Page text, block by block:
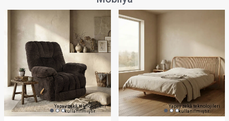
PÜRÜZSÜZ KONFOR
Çarşaf
YÜKSEK EMICILIK
Havlu
İPEKSI YUMUŞAKLIK
Yastık Kılıfı
ZAMANSIZ ŞIKLIK
Yatak Örtüsü
SPA KONFORU
Bornoz
EKSTRA RAHATLIK
Topper